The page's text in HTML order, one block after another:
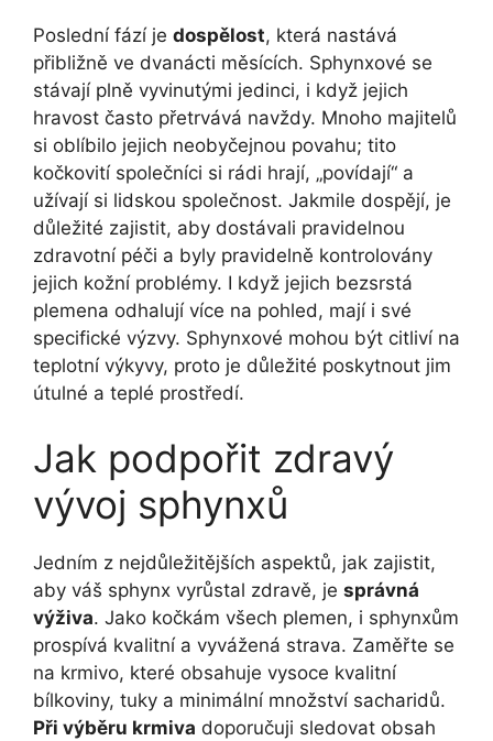
Poslední fází je dospělost, která nastává
přibližně ve dvanácti měsících. Sphynxové se
stávají plně vyvinutými jedinci, i když jejich
hravost často přetrvává navždy. Mnoho majitelů
si oblíbilo jejich neobyčejnou povahu; tito
kočkovití společníci si rádi hrají, „povídají“ a
užívají si lidskou společnost. Jakmile dospějí, je
důležité zajistit, aby dostávali pravidelnou
zdravotní péči a byly pravidelně kontrolovány
jejich kožní problémy. I když jejich bezsrstá
plemena odhalují více na pohled, mají i své
specifické výzvy. Sphynxové mohou být citliví na
teplotní výkyvy, proto je důležité poskytnout jim
útulné a teplé prostředí.
Jak podpořit zdravý
vývoj sphynxů
Jedním z nejdůležitějších aspektů, jak zajistit,
aby váš sphynx vyrůstal zdravě, je správná
výživa. Jako kočkám všech plemen, i sphynxům
prospívá kvalitní a vyvážená strava. Zaměřte se
na krmivo, které obsahuje vysoce kvalitní
bílkoviny, tuky a minimální množství sacharidů.
Při výběru krmiva doporučuji sledovat obsah